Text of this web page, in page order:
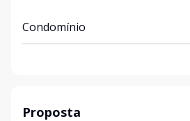
Condomínio
Proposta